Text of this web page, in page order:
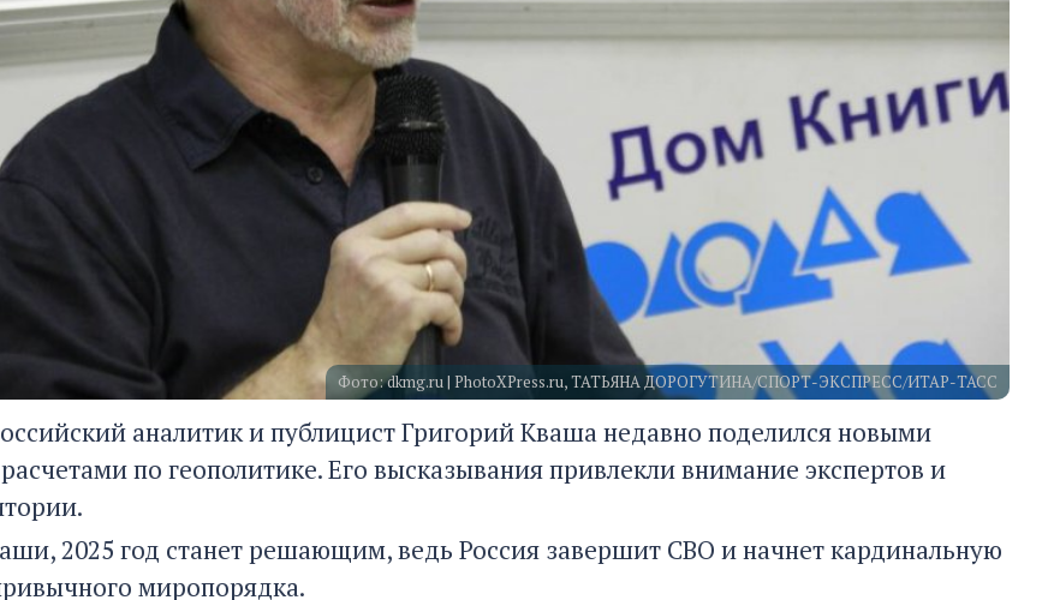
Фото: dkmg.ru | PhotoXPress.ru, ТАТЬЯНА ДОРОГУТИНА/СПОРТ-ЭКСПРЕСС/ИТАР-ТАСС
аналитик и публицист Григорий Кваша недавно поделился новыми
по геополитике. Его высказывания привлекли внимание экспертов и
2025 год станет решающим, ведь Россия завершит СВО и начнет кардинальную
миропорядка.